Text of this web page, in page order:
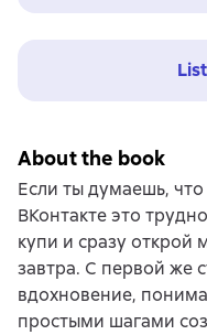
About the book
Если ты думаешь,
ВКонтакте это
купи и сразу открой
завтра. С первой же
вдохновение,
простыми шагами